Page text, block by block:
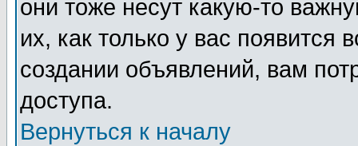
они тоже несут какую-то
их, как только у вас появится
создании объявлений, вам
доступа.
Вернуться к началу